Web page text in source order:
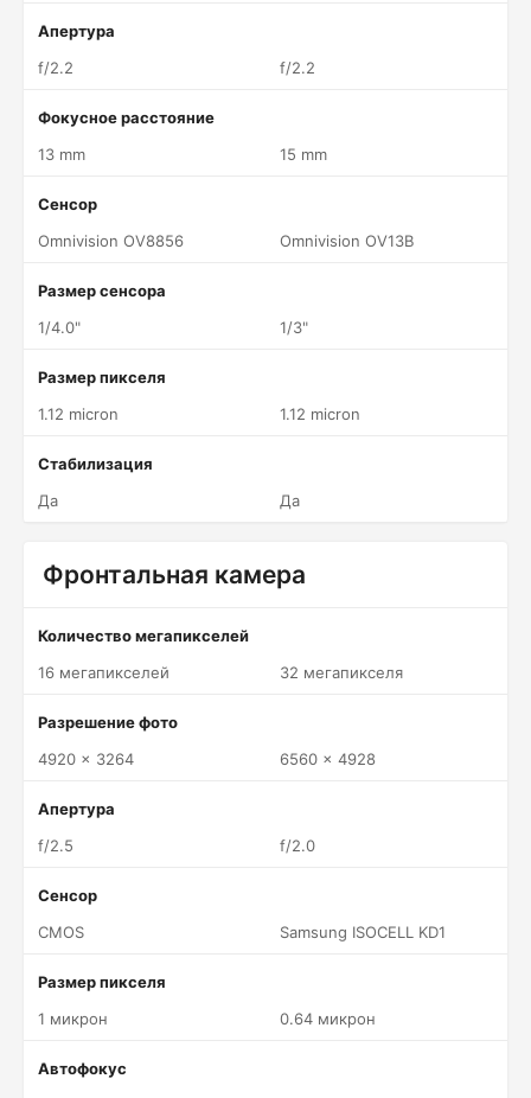
Апертура
f/2.2
f/2.2
Фокусное расстояние
13 mm
15 mm
Сенсор
Omnivision OV8856
Omnivision OV13B
Размер сенсора
1/4.0"
1/3"
Размер пикселя
1.12 micron
1.12 micron
Стабилизация
Да
Да
Фронтальная камера
Количество мегапикселей
16 мегапикселей
32 мегапикселя
Разрешение фото
4920 x 3264
6560 x 4928
Апертура
f/2.5
f/2.0
Сенсор
CMOS
Samsung ISOCELL KD1
Размер пикселя
1 микрон
0.64 микрон
Автофокус